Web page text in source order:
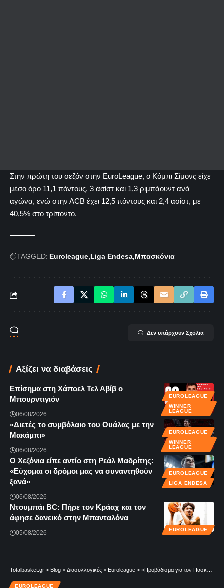
Στην πρώτη του σεζόν στην EuroLeague, ο Κόμπι Σίμονς είχε
μέσο όρο 11,1 πόντους, 3 ασίστ και 1,3 ριμπάουντ ανά
αγώνα, ενώ στην ΑCB έχει 12,5 πόντους και 2,4 ασίστ, με
40,5% στο τρίποντο.
TAGGED: Euroleague Liga Endesa Μπασκόνια
Δεν υπάρχουν Σχόλια
Αξίζει να διαβάσεις
EUROLEAGUE
WINNER
LEAGUE
Επίσημα στη Χάποελ Τελ Αβίβ ο
Μπουρντιγιόν
06/08/2026
EUROLEAGUE
WINNER
LEAGUE
«Διετές το συμβόλαιο του Ουάλας με την
Μακάμπι»
06/08/2026
EUROLEAGUE
LIGA ENDESA
Ο Χεζόνια είπε αντίο στη Ρεάλ Μαδρίτης:
«Εύχομαι οι δρόμοι μας να συναντηθούν
ξανά»
06/08/2026
EUROLEAGUE
Ντουμπάι BC: Πήρε τον Κράαχ και τον
άφησε δανεικό στην Μπανταλόνα
05/08/2026
Totalbasket.gr > Blog > Διασυλλογικές > Euroleague > «Προβάδισμα για τον Πασκουάλ η Ντουμπάι – Στο κόλπο Παναθηναϊκός και Χάποελ»
EUROLEAGUE